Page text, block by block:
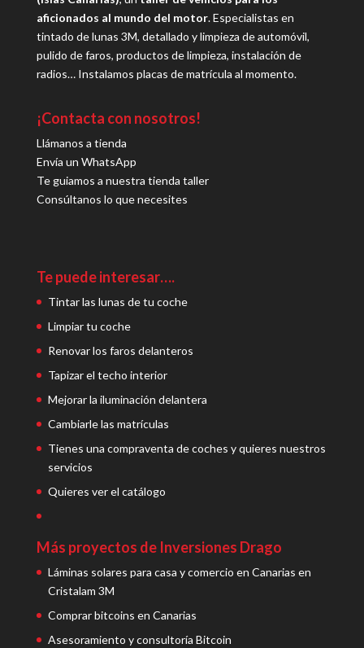
aficionados al mundo del motor. Especialistas en
tintado de lunas 3M, detallado y limpieza de automóvil,
pulido de faros, productos de limpieza, instalación de
radios… Instalamos placas de matrícula al momento.
¡Contacta con nosotros!
Llámanos a tienda
Envía un WhatsApp
Te guiamos a nuestra tienda taller
Consúltanos lo que necesites
Te puede interesar….
Tintar las lunas de tu coche
Limpiar tu coche
Renovar los faros delanteros
Tapizar el techo interior
Mejorar la iluminación delantera
Cambiarle las matrículas
Tienes una compraventa de coches y quieres nuestros
servicios
Quieres ver el catálogo
Más proyectos de Inversiones Drago
Láminas solares para casa y comercio en Canarias en
Cristalam 3M
Comprar bitcoins en Canarias
Asesoramiento y consultoría Bitcoin